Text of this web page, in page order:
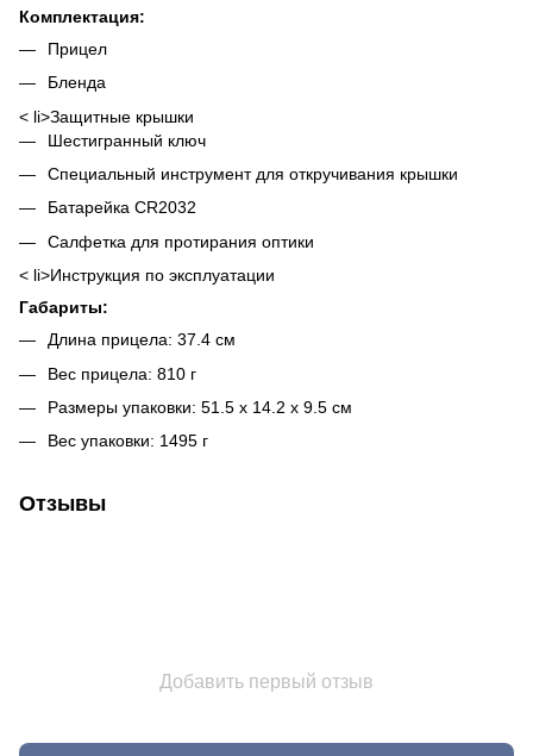
Комплектация:
Прицел
Бленда
< li>Защитные крышки
Шестигранный ключ
Специальный инструмент для откручивания крышки
Батарейка CR2032
Салфетка для протирания оптики
< li>Инструкция по эксплуатации
Габариты:
Длина прицела: 37.4 см
Вес прицела: 810 г
Размеры упаковки: 51.5 x 14.2 x 9.5 см
Вес упаковки: 1495 г
Отзывы
Добавить первый отзыв